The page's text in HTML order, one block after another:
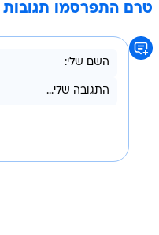
טרם התפרסמו תגובות